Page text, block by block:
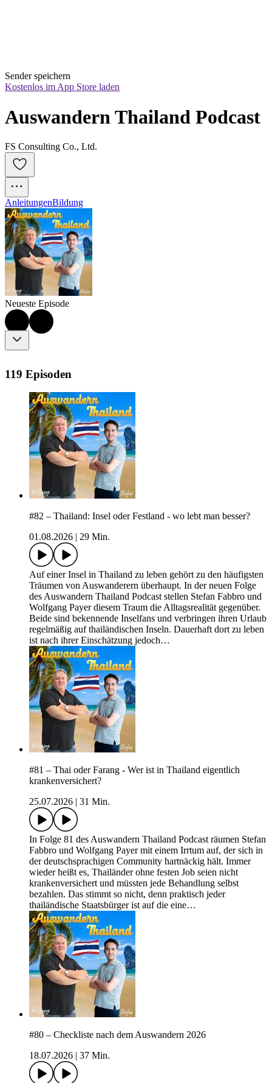
Sender speichern
Kostenlos im App Store laden
Auswandern Thailand Podcast
FS Consulting Co., Ltd.
AnleitungenBildung
Neueste Episode
119 Episoden
#82 – Thailand: Insel oder Festland - wo lebt man besser?
01.08.2026
29 Min.
Auf einer Insel in Thailand zu leben gehört zu den häufigsten
Träumen von Auswanderern überhaupt. In der neuen Folge
des Auswandern Thailand Podcast stellen Stefan Fabbro und
Wolfgang Payer diesem Traum die Alltagsrealität gegenüber.
Beide sind bekennende Inselfans und verbringen ihren Urlaub
regelmäßig auf thailändischen Inseln. Dauerhaft dort zu leben
ist nach ihrer Einschätzung jedoch…
#81 – Thai oder Farang - Wer ist in Thailand eigentlich
krankenversichert?
25.07.2026
31 Min.
In Folge 81 des Auswandern Thailand Podcast räumen Stefan
Fabbro und Wolfgang Payer mit einem Irrtum auf, der sich in
der deutschsprachigen Community hartnäckig hält. Immer
wieder heißt es, Thailänder ohne festen Job seien nicht
krankenversichert und müssten jede Behandlung selbst
bezahlen. Das stimmt so nicht, denn praktisch jeder
thailändische Staatsbürger ist auf die eine…
#80 – Checkliste nach dem Auswandern 2026
18.07.2026
37 Min.